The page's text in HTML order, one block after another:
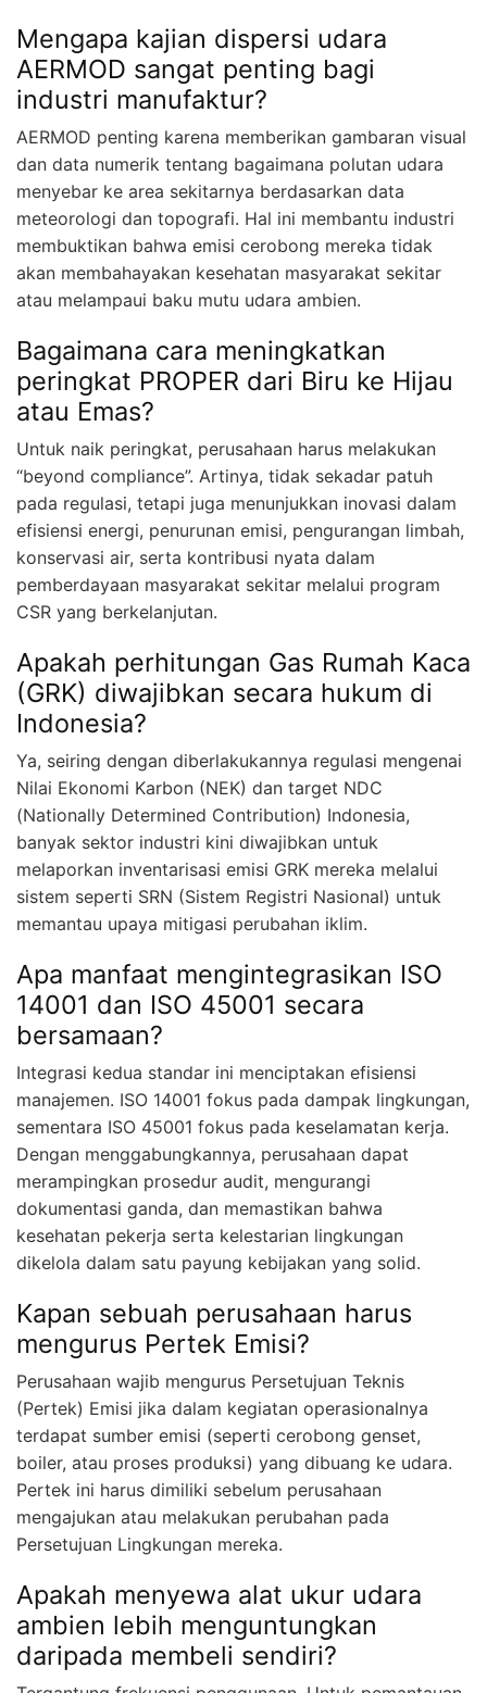
Mengapa kajian dispersi udara
AERMOD sangat penting bagi
industri manufaktur?
AERMOD penting karena memberikan gambaran visual
dan data numerik tentang bagaimana polutan udara
menyebar ke area sekitarnya berdasarkan data
meteorologi dan topografi. Hal ini membantu industri
membuktikan bahwa emisi cerobong mereka tidak
akan membahayakan kesehatan masyarakat sekitar
atau melampaui baku mutu udara ambien.
Bagaimana cara meningkatkan
peringkat PROPER dari Biru ke Hijau
atau Emas?
Untuk naik peringkat, perusahaan harus melakukan
“beyond compliance”. Artinya, tidak sekadar patuh
pada regulasi, tetapi juga menunjukkan inovasi dalam
efisiensi energi, penurunan emisi, pengurangan limbah,
konservasi air, serta kontribusi nyata dalam
pemberdayaan masyarakat sekitar melalui program
CSR yang berkelanjutan.
Apakah perhitungan Gas Rumah Kaca
(GRK) diwajibkan secara hukum di
Indonesia?
Ya, seiring dengan diberlakukannya regulasi mengenai
Nilai Ekonomi Karbon (NEK) dan target NDC
(Nationally Determined Contribution) Indonesia,
banyak sektor industri kini diwajibkan untuk
melaporkan inventarisasi emisi GRK mereka melalui
sistem seperti SRN (Sistem Registri Nasional) untuk
memantau upaya mitigasi perubahan iklim.
Apa manfaat mengintegrasikan ISO
14001 dan ISO 45001 secara
bersamaan?
Integrasi kedua standar ini menciptakan efisiensi
manajemen. ISO 14001 fokus pada dampak lingkungan,
sementara ISO 45001 fokus pada keselamatan kerja.
Dengan menggabungkannya, perusahaan dapat
merampingkan prosedur audit, mengurangi
dokumentasi ganda, dan memastikan bahwa
kesehatan pekerja serta kelestarian lingkungan
dikelola dalam satu payung kebijakan yang solid.
Kapan sebuah perusahaan harus
mengurus Pertek Emisi?
Perusahaan wajib mengurus Persetujuan Teknis
(Pertek) Emisi jika dalam kegiatan operasionalnya
terdapat sumber emisi (seperti cerobong genset,
boiler, atau proses produksi) yang dibuang ke udara.
Pertek ini harus dimiliki sebelum perusahaan
mengajukan atau melakukan perubahan pada
Persetujuan Lingkungan mereka.
Apakah menyewa alat ukur udara
ambien lebih menguntungkan
daripada membeli sendiri?